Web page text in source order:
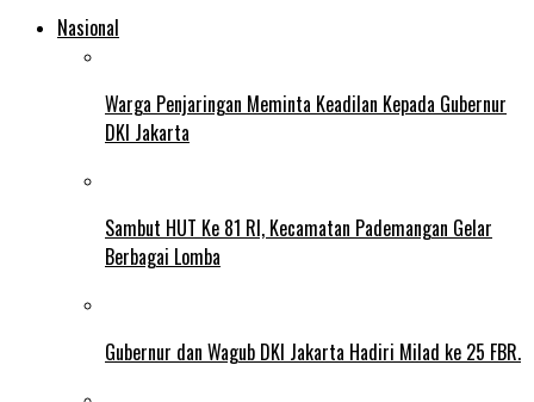
Nasional
Warga Penjaringan Meminta Keadilan Kepada Gubernur
DKI Jakarta
Sambut HUT Ke 81 RI, Kecamatan Pademangan Gelar
Berbagai Lomba
Gubernur dan Wagub DKI Jakarta Hadiri Milad ke 25 FBR.